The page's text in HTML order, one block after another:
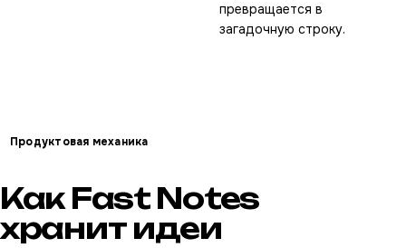
превращается в
загадочную строку.
Продуктовая механика
Как Fast Notes
хранит идеи